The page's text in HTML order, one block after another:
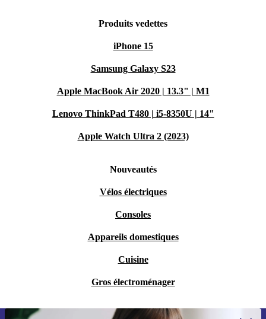
Produits vedettes
iPhone 15
Samsung Galaxy S23
Apple MacBook Air 2020 | 13.3" | M1
Lenovo ThinkPad T480 | i5-8350U | 14"
Apple Watch Ultra 2 (2023)
Nouveautés
Vélos électriques
Consoles
Appareils domestiques
Cuisine
Gros électroménager